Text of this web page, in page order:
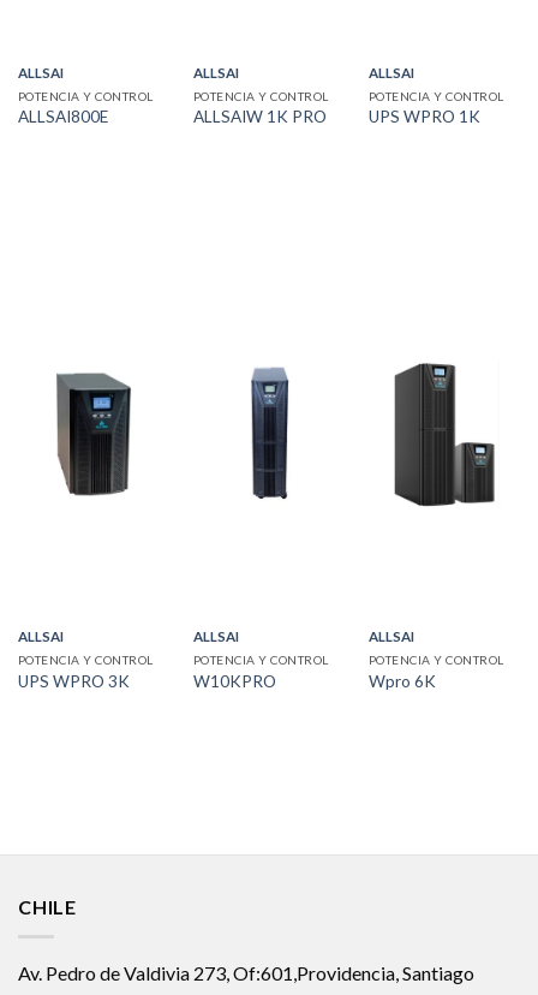
ALLSAI
POTENCIA Y CONTROL
ALLSAI800E
ALLSAI
POTENCIA Y CONTROL
ALLSAIW 1K PRO
ALLSAI
POTENCIA Y CONTROL
UPS WPRO 1K
ALLSAI
POTENCIA Y CONTROL
UPS WPRO 3K
ALLSAI
POTENCIA Y CONTROL
W10KPRO
ALLSAI
POTENCIA Y CONTROL
Wpro 6K
CHILE
Av. Pedro de Valdivia 273, Of:601,Providencia, Santiago